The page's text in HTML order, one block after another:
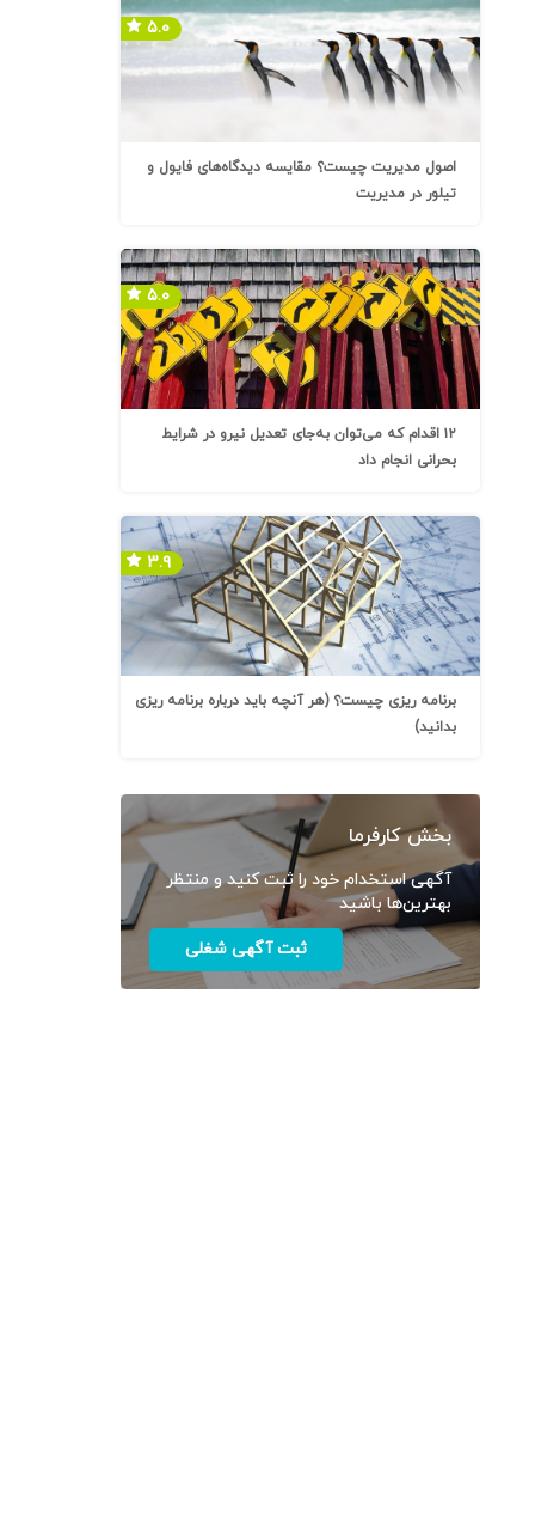
اصول مدیریت چیست؟ مقایسه دیدگاه‌های فایول و
تیلور در مدیریت
۵.۰
۱۲ اقدام که می‌توان به‌جای تعدیل نیرو در شرایط
بحرانی انجام داد
۵.۰
برنامه ریزی چیست؟ (هر آنچه باید درباره برنامه ریزی
بدانید)
۳.۹
بخش کارفرما
آگهی استخدام خود را ثبت کنید و منتظر
بهترین‌ها باشید
ثبت آگهی شغلی